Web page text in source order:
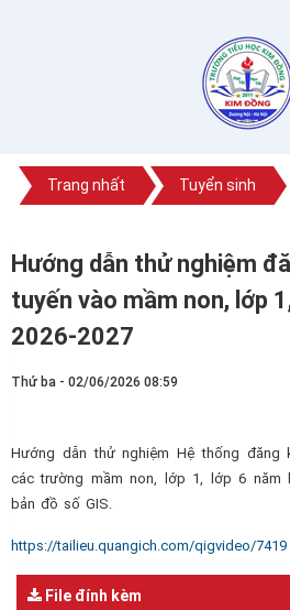
Trang nhất Tuyển sinh
Hướng dẫn thử nghiệm
tuyến vào mầm non, lớp
2026-2027
Thứ ba - 02/06/2026 08:59
Hướng dẫn thử nghiệm Hệ thống đăng
các trường mầm non, lớp 1, lớp 6 năm
bản đồ số GIS.
https://tailieu.quangich.com/qigvideo/7419
File đính kèm